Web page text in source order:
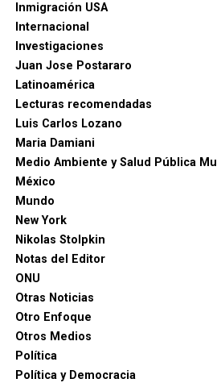
Inmigración USA
Internacional
Investigaciones
Juan Jose Postararo
Latinoamérica
Lecturas recomendadas
Luis Carlos Lozano
Maria Damiani
Medio Ambiente y Salud Pública
México
Mundo
New York
Nikolas Stolpkin
Notas del Editor
ONU
Otras Noticias
Otro Enfoque
Otros Medios
Política
Política y Democracia